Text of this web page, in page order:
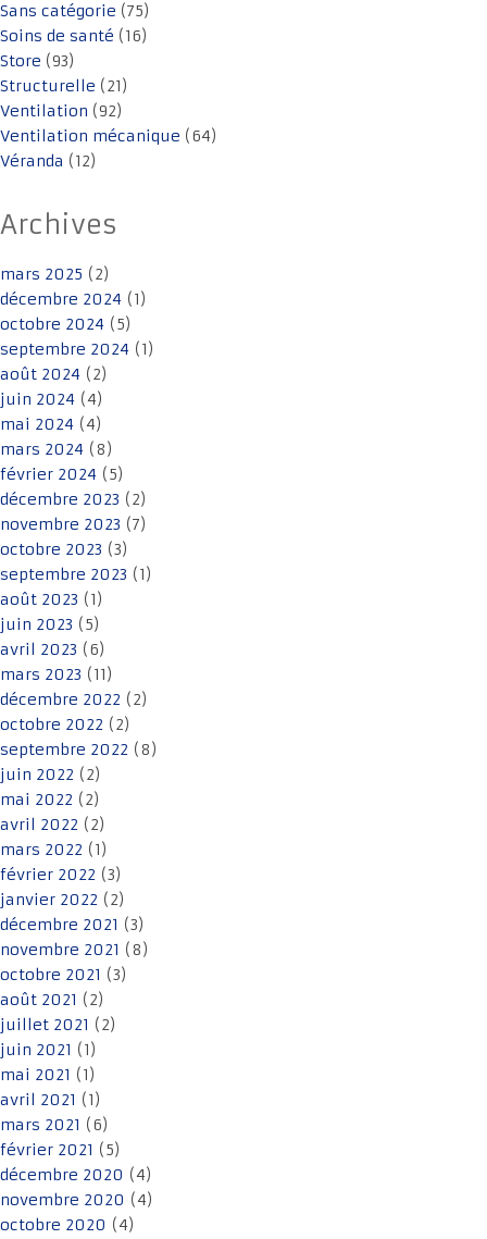
Sans catégorie (75)
Soins de santé (16)
Store (93)
Structurelle (21)
Ventilation (92)
Ventilation mécanique (64)
Véranda (12)
Archives
mars 2025 (2)
décembre 2024 (1)
octobre 2024 (5)
septembre 2024 (1)
août 2024 (2)
juin 2024 (4)
mai 2024 (4)
mars 2024 (8)
février 2024 (5)
décembre 2023 (2)
novembre 2023 (7)
octobre 2023 (3)
septembre 2023 (1)
août 2023 (1)
juin 2023 (5)
avril 2023 (6)
mars 2023 (11)
décembre 2022 (2)
octobre 2022 (2)
septembre 2022 (8)
juin 2022 (2)
mai 2022 (2)
avril 2022 (2)
mars 2022 (1)
février 2022 (3)
janvier 2022 (2)
décembre 2021 (3)
novembre 2021 (8)
octobre 2021 (3)
août 2021 (2)
juillet 2021 (2)
juin 2021 (1)
mai 2021 (1)
avril 2021 (1)
mars 2021 (6)
février 2021 (5)
décembre 2020 (4)
novembre 2020 (4)
octobre 2020 (4)